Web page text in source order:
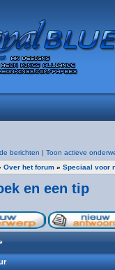
berichten | Toon actieve
Over het forum» Speciaal voor
en een tip